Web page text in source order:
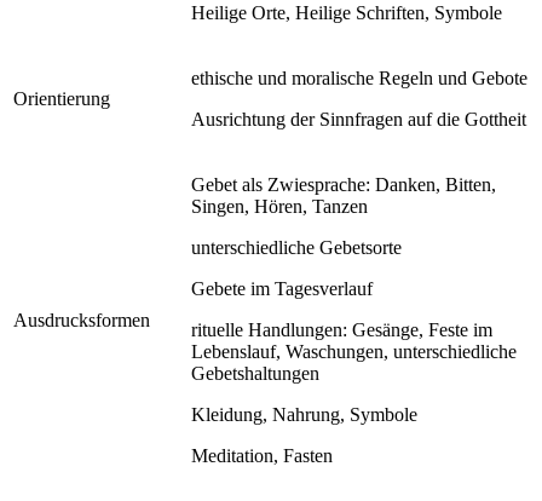
Heilige Orte, Heilige Schriften, Symbole
Orientierung
ethische und moralische Regeln und Gebote
Ausrichtung der Sinnfragen auf die Gottheit
Ausdrucksformen
Gebet als Zwiesprache: Danken, Bitten,
Singen, Hören, Tanzen
unterschiedliche Gebetsorte
Gebete im Tagesverlauf
rituelle Handlungen: Gesänge, Feste im
Lebenslauf, Waschungen, unterschiedliche
Gebetshaltungen
Kleidung, Nahrung, Symbole
Meditation, Fasten